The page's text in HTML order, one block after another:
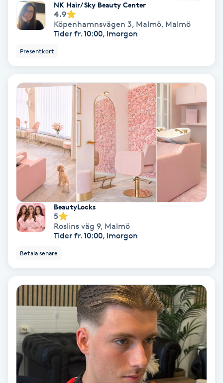
Hårbottenbehandling
Hårförlängning
Hårvård
Hälsa
Hälsprickor
Idrottsmassage
IPL hårborttagning
Japansk massage
Katun fransar
NK Hair/ Sky Beauty Center
4.9
Köpenhamnsvägen 3, Malmö, Malmö
Tider fr. 10:00, Imorgon
Presentkort
BeautyLocks
5
Roslins väg 9, Malmö
Tider fr. 10:00, Imorgon
Betala senare